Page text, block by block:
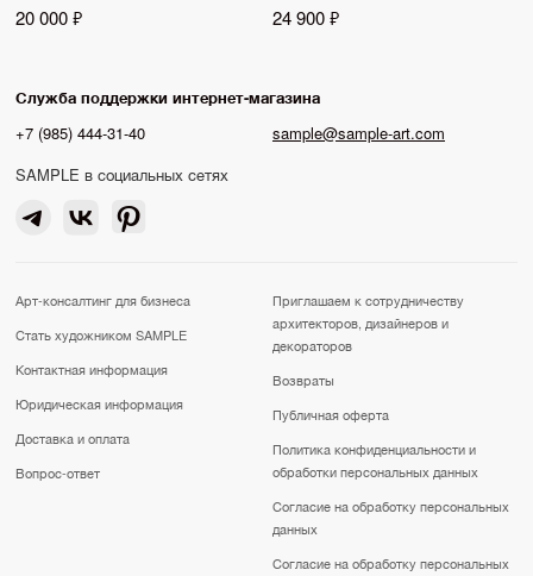
20 000 ₽ 24 900 ₽
Служба поддержки интернет-магазина
+7 (985) 444-31-40
sample@sample-art.com
SAMPLE в социальных сетях
Арт-консалтинг для бизнеса
Стать художником SAMPLE
Контактная информация
Юридическая информация
Доставка и оплата
Вопрос-ответ
Приглашаем к сотрудничеству
архитекторов, дизайнеров и
декораторов
Возвраты
Публичная оферта
Политика конфиденциальности и
обработки персональных данных
Согласие на обработку персональных
данных
Согласие на обработку персональных